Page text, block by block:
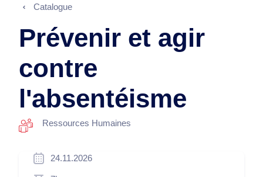
Catalogue
Prévenir et agir
contre
l'absentéisme
Ressources Humaines
24.11.2026